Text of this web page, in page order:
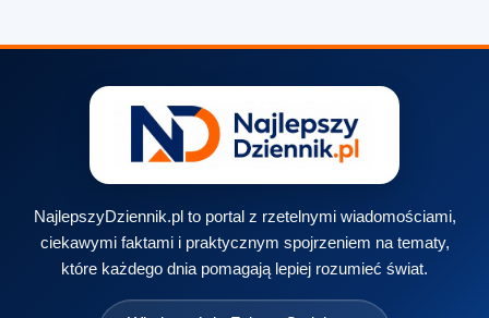
NajlepszyDziennik.pl to portal z rzetelnymi wiadomościami,
ciekawymi faktami i praktycznym spojrzeniem na tematy,
które każdego dnia pomagają lepiej rozumieć świat.